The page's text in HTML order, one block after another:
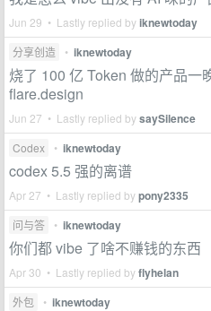
Jun 29 • Lastly replied byiknewtoday
分享创造 • iknewtoday
烧了 100 亿 Token 做的产品一
flare.design
Jun 27 • Lastly replied bysaySilence
Codex • iknewtoday
codex 5.5 强的离谱
Apr 27 • Lastly replied bypony2335
问与答 • iknewtoday
你们都 vibe 了啥不赚钱的东西
Apr 30 • Lastly replied byflyhelan
外包 • iknewtoday